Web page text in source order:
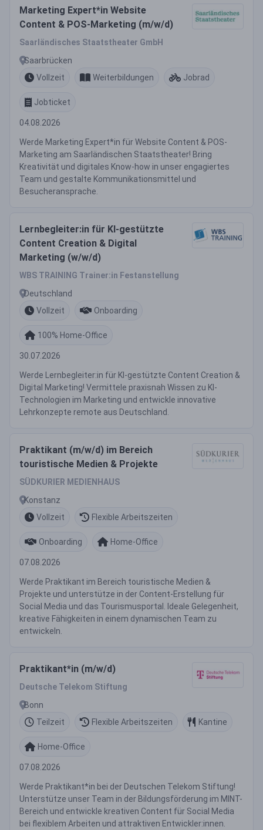
Marketing Expert*in Website
Content & POS-Marketing (m/w/d)
Saarländisches Staatstheater GmbH
Saarbrücken
Vollzeit
Weiterbildungen Jobrad
Jobticket
04.08.2026
Werde Marketing Expert*in für Website Content & POS-
Marketing am Saarländischen Staatstheater! Bring
Kreativität und digitales Know-how in unser engagiertes
Team und gestalte Kommunikationsmittel und
Besucheransprache.
Lernbegleiter:in für KI-gestützte
Content Creation & Digital
Marketing (w/w/d)
WBS TRAINING Trainer:in Festanstellung
Deutschland
Vollzeit
Onboarding
100% Home-Office
30.07.2026
Werde Lernbegleiter:in für KI-gestützte Content Creation &
Digital Marketing! Vermittele praxisnah Wissen zu KI-
Technologien im Marketing und entwickle innovative
Lehrkonzepte remote aus Deutschland.
Praktikant (m/w/d) im Bereich
touristische Medien & Projekte
SÜDKURIER MEDIENHAUS
Konstanz
Vollzeit
Flexible Arbeitszeiten
Onboarding Home-Office
07.08.2026
Werde Praktikant im Bereich touristische Medien &
Projekte und unterstütze in der Content-Erstellung für
Social Media und das Tourismusportal. Ideale Gelegenheit,
kreative Fähigkeiten in einem dynamischen Team zu
entwickeln.
Praktikant*in (m/w/d)
Deutsche Telekom Stiftung
Bonn
Teilzeit
Flexible Arbeitszeiten Kantine
Home-Office
07.08.2026
Werde Praktikant*in bei der Deutschen Telekom Stiftung!
Unterstütze unser Team in der Bildungsförderung im MINT-
Bereich und entwickle kreativen Content für Social Media
bei flexiblem Arbeiten und attraktiven Entwickler:innen.